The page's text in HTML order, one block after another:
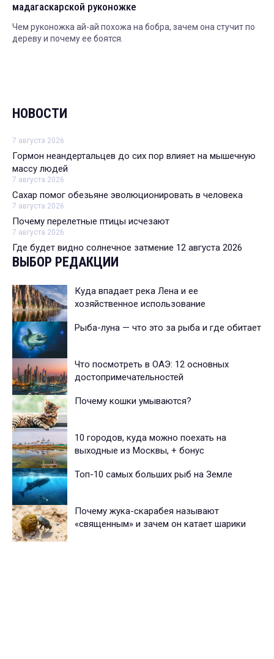
мадагаскарской руконожке
Чем руконожка ай-ай похожа на бобра, зачем она стучит по
дереву и почему ее боятся.
НОВОСТИ
7 августа 2026
Гормон неандертальцев до сих пор влияет на мышечную
массу людей
7 августа 2026
Сахар помог обезьяне эволюционировать в человека
7 августа 2026
Почему перелетные птицы исчезают
7 августа 2026
Где будет видно солнечное затмение 12 августа 2026
ВЫБОР РЕДАКЦИИ
Куда впадает река Лена и ее
хозяйственное использование
Рыба-луна — что это за рыба и где обитает
Что посмотреть в ОАЭ: 12 основных
достопримечательностей
Почему кошки умываются?
10 городов, куда можно поехать на
выходные из Москвы, + бонус
Топ-10 самых больших рыб на Земле
Почему жука-скарабея называют
«священным» и зачем он катает шарики